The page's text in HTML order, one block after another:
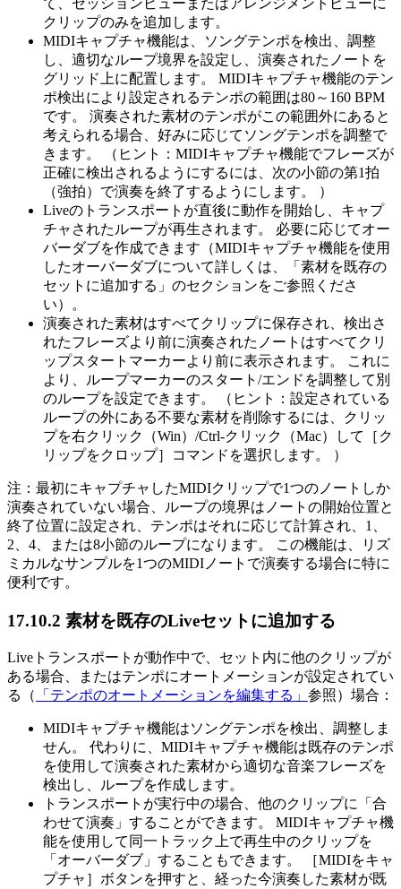
クリップのみを追加します。
MIDIキャプチャ機能は、ソングテンポを検出、調整
し、適切なループ境界を設定し、演奏されたノートを
グリッド上に配置します。 MIDIキャプチャ機能のテン
ポ検出により設定されるテンポの範囲は80～160 BPM
です。 演奏された素材のテンポがこの範囲外にあると
考えられる場合、好みに応じてソングテンポを調整で
きます。 （ヒント：MIDIキャプチャ機能でフレーズが
正確に検出されるようにするには、次の小節の第1拍
（強拍）で演奏を終了するようにします。 ）
Liveのトランスポートが直後に動作を開始し、キャプ
チャされたループが再生されます。 必要に応じてオー
バーダブを作成できます（MIDIキャプチャ機能を使用
したオーバーダブについて詳しくは、「素材を既存の
セットに追加する」のセクションをご参照くださ
い）。
演奏された素材はすべてクリップに保存され、検出さ
れたフレーズより前に演奏されたノートはすべてクリ
ップスタートマーカーより前に表示されます。 これに
より、ループマーカーのスタート/エンドを調整して別
のループを設定できます。 （ヒント：設定されている
ループの外にある不要な素材を削除するには、クリッ
プを右クリック（Win）/Ctrl-クリック（Mac）して［ク
リップをクロップ］コマンドを選択します。 ）
注：最初にキャプチャしたMIDIクリップで1つのノートしか
演奏されていない場合、ループの境界はノートの開始位置と
終了位置に設定され、テンポはそれに応じて計算され、1、
2、4、または8小節のループになります。 この機能は、リズ
ミカルなサンプルを1つのMIDIノートで演奏する場合に特に
便利です。
17.10.2 素材を既存のLiveセットに追加する
Liveトランスポートが動作中で、セット内に他のクリップが
ある場合、またはテンポにオートメーションが設定されてい
る（
「テンポのオートメーションを編集する」 参照）場合：
MIDIキャプチャ機能はソングテンポを検出、調整しま
せん。 代わりに、MIDIキャプチャ機能は既存のテンポ
を使用して演奏された素材から適切な音楽フレーズを
検出し、ループを作成します。
トランスポートが実行中の場合、他のクリップに「合
わせて演奏」することができます。 MIDIキャプチャ機
能を使用して同一トラック上で再生中のクリップを
「オーバーダブ」することもできます。 ［MIDIをキャ
プチャ］ボタンを押すと、経った今演奏した素材が既